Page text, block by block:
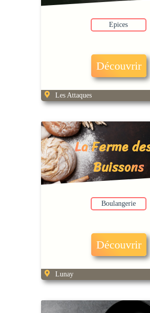
Epices
Découvrir
Les Attaques
La Ferme
Buissons
Boulangerie
Découvrir
Lunay